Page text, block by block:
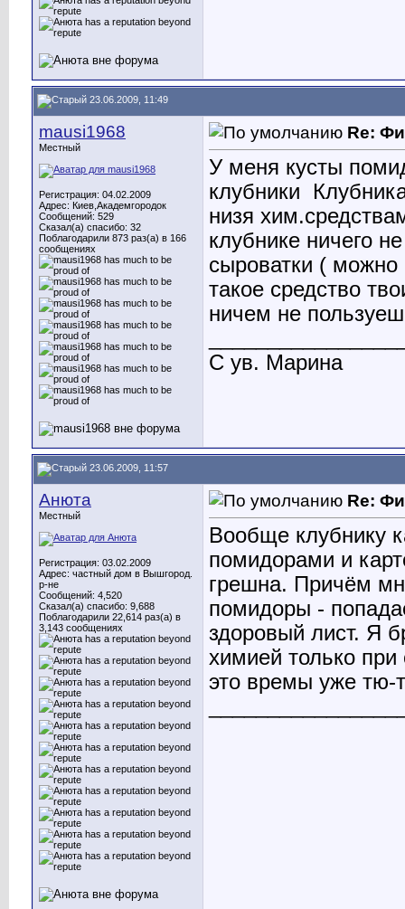
23.06.2009, 11:49
mausi1968
Местный
Регистрация: 04.02.2009
Адрес: Киев,Академгородок
Сообщений: 529
Сказал(а) спасибо: 32
Поблагодарили 873 раз(а) в 166
сообщениях
Re:
У меня кусты
клубники
низя
клубнике ничего
сыроватки (
такое средство
ничем не
С ув. Марина
23.06.2009, 11:57
Анюта
Местный
Регистрация: 03.02.2009
Адрес: частный дом в Вышгород.
р-не
Сообщений: 4,520
Сказал(а) спасибо: 9,688
Поблагодарили 22,614 раз(а) в
3,143 сообщениях
Re:
Вообще клубнику
помидорами и
грешна. Причём
помидоры -
здоровый лист. Я
химией только
это времы уже тю-